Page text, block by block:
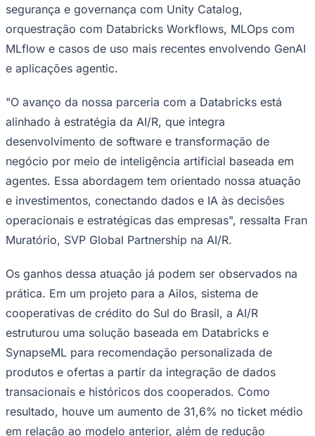
Anuncie no Portal
Verificar Empresa
Novo
Anunciar Vagas Novo
Publicidade Legal
NBA
UFC
Tênis (ATP)
NHL
Atletismo
Vôlei
NBB
Competições de Futebol
Brasileirão Série B
Copa do Brasil
Libertadores
Sul-Americana
Copa América
Champions League
Premier League
Bundesliga
Mundial 2026
Times - Ir direto
segurança e governança com Unity Catalog,
orquestração com Databricks Workflows, MLOps com
MLflow e casos de uso mais recentes envolvendo GenAI
e aplicações agentic.
"O avanço da nossa parceria com a Databricks está
alinhado à estratégia da AI/R, que integra
desenvolvimento de software e transformação de
negócio por meio de inteligência artificial baseada em
agentes. Essa abordagem tem orientado nossa atuação
e investimentos, conectando dados e IA às decisões
operacionais e estratégicas das empresas", ressalta Fran
Muratório, SVP Global Partnership na AI/R.
Os ganhos dessa atuação já podem ser observados na
prática. Em um projeto para a Ailos, sistema de
cooperativas de crédito do Sul do Brasil, a AI/R
estruturou uma solução baseada em Databricks e
SynapseML para recomendação personalizada de
produtos e ofertas a partir da integração de dados
transacionais e históricos dos cooperados. Como
resultado, houve um aumento de 31,6% no ticket médio
em relação ao modelo anterior, além de redução